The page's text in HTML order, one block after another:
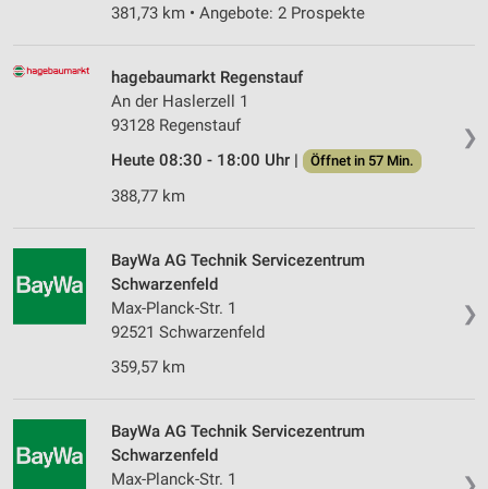
381,73 km • Angebote: 2 Prospekte
❯
hagebaumarkt Regenstauf
An der Haslerzell 1
93128 Regenstauf
Heute 08:30 - 18:00 Uhr |
Öffnet in 57 Min.
388,77 km
❯
BayWa AG Technik Servicezentrum
Schwarzenfeld
Max-Planck-Str. 1
92521 Schwarzenfeld
359,57 km
❯
BayWa AG Technik Servicezentrum
Schwarzenfeld
Max-Planck-Str. 1
Speichern von oder Zugriff auf Informationen
Verwendung reduzierter Daten zur Auswahl von
Werbeanzeigen
Erstellung von Profilen für personalisierte
Erstellung von Profilen zur Personalisierung
von Inhalten
Verwendung von Profilen zur Auswahl
personalisierter Inhalte
Messung der Performance von Inhalten